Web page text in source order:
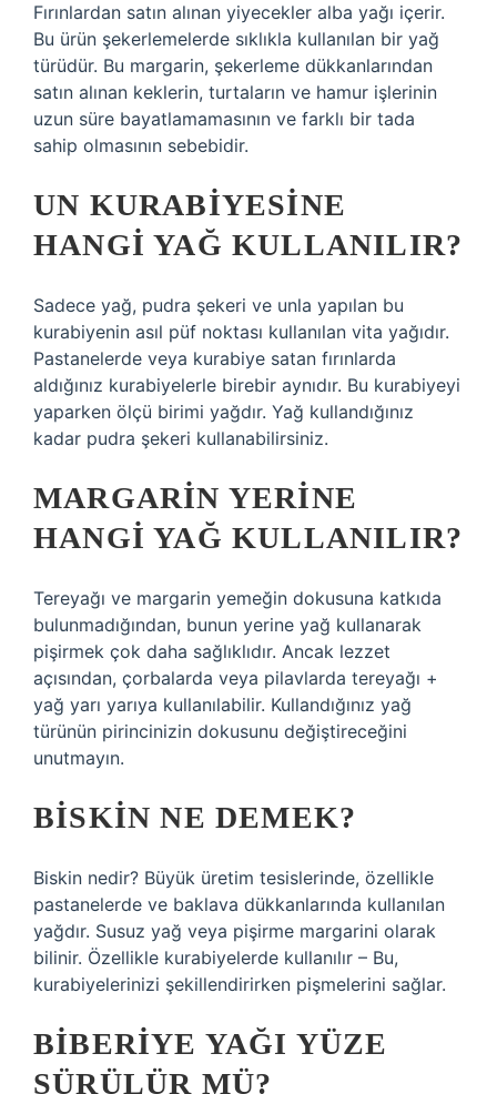
Fırınlardan satın alınan yiyecekler alba yağı içerir.
Bu ürün şekerlemelerde sıklıkla kullanılan bir yağ
türüdür. Bu margarin, şekerleme dükkanlarından
satın alınan keklerin, turtaların ve hamur işlerinin
uzun süre bayatlamamasının ve farklı bir tada
sahip olmasının sebebidir.
UN KURABIYESINE
HANGI YAĞ KULLANILIR?
Sadece yağ, pudra şekeri ve unla yapılan bu
kurabiyenin asıl püf noktası kullanılan vita yağıdır.
Pastanelerde veya kurabiye satan fırınlarda
aldığınız kurabiyelerle birebir aynıdır. Bu kurabiyeyi
yaparken ölçü birimi yağdır. Yağ kullandığınız
kadar pudra şekeri kullanabilirsiniz.
MARGARIN YERINE
HANGI YAĞ KULLANILIR?
Tereyağı ve margarin yemeğin dokusuna katkıda
bulunmadığından, bunun yerine yağ kullanarak
pişirmek çok daha sağlıklıdır. Ancak lezzet
açısından, çorbalarda veya pilavlarda tereyağı +
yağ yarı yarıya kullanılabilir. Kullandığınız yağ
türünün pirincinizin dokusunu değiştireceğini
unutmayın.
BISKIN NE DEMEK?
Biskin nedir? Büyük üretim tesislerinde, özellikle
pastanelerde ve baklava dükkanlarında kullanılan
yağdır. Susuz yağ veya pişirme margarini olarak
bilinir. Özellikle kurabiyelerde kullanılır – Bu,
kurabiyelerinizi şekillendirirken pişmelerini sağlar.
BIBERIYE YAĞI YÜZE
SÜRÜLÜR MÜ?